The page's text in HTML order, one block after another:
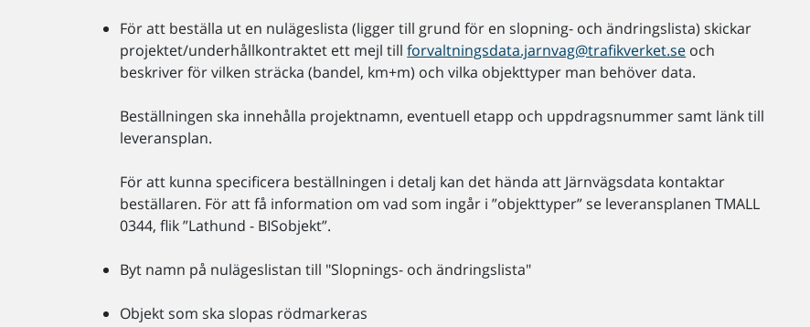
För att beställa ut en nulägeslista (ligger till grund för en slopning- och ändringslista) skickar
projektet/underhållkontraktet ett mejl tillforvaltningsdata.jarnvag@trafikverket.se och
beskriver för vilken sträcka (bandel, km+m) och vilka objekttyper man behöver data.
Beställningen ska innehålla projektnamn, eventuell etapp och uppdragsnummer samt länk till
leveransplan.
För att kunna specificera beställningen i detalj kan det hända att Järnvägsdata kontaktar
beställaren. För att få information om vad som ingår i ”objekttyper” se leveransplanen TMALL
0344, flik ”Lathund - BISobjekt”.
Byt namn på nulägeslistan till "Slopnings- och ändringslista"
Objekt som ska slopas rödmarkeras